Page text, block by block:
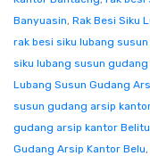
Banyuasin, Rak Besi Siku
rak besi siku lubang
siku lubang susun
Lubang Susun Gudang
susun gudang arsip
gudang arsip kantor
Gudang Arsip Kantor Belu,